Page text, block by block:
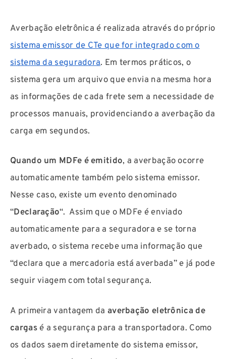
Averbação eletrônica é realizada através do próprio
sistema emissor de CTe que for integrado com o
sistema da seguradora. Em termos práticos, o
sistema gera um arquivo que envia na mesma hora
as informações de cada frete sem a necessidade de
processos manuais, providenciando a averbação da
carga em segundos.
Quando um MDFe é emitido, a averbação ocorre
automaticamente também pelo sistema emissor.
Nesse caso, existe um evento denominado
“Declaração“. Assim que o MDFe é enviado
automaticamente para a seguradora e se torna
averbado, o sistema recebe uma informação que
“declara que a mercadoria está averbada” e já pode
seguir viagem com total segurança.
A primeira vantagem da averbação eletrônica de
cargasé a segurança para a transportadora. Como
os dados saem diretamente do sistema emissor,